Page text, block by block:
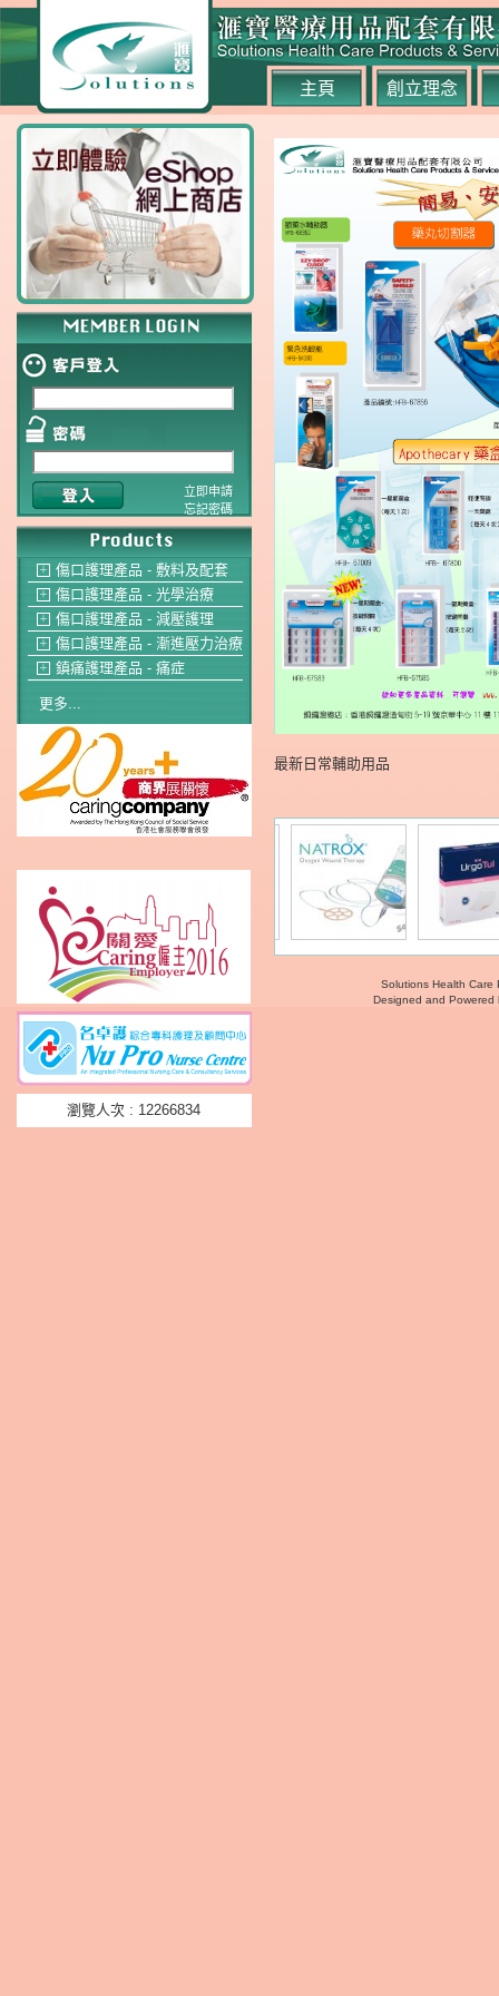
主頁 創立理念
立即申請
忘記密碼
＋ 傷口護理產品 - 敷料及配套
＋ 傷口護理產品 - 光學治療
＋ 傷口護理產品 - 減壓護理
＋ 傷口護理產品 - 漸進壓力治療
＋ 鎮痛護理產品 - 痛症
更多...
瀏覽人次 : 12266834
最新日常輔助用品
Solutions Health Care
Designed and